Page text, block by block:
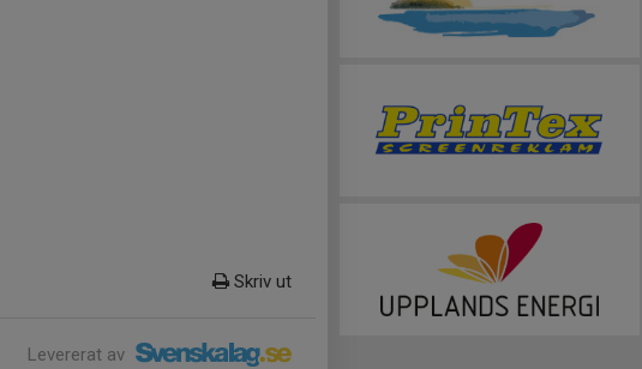
Skriv ut
Levererat av